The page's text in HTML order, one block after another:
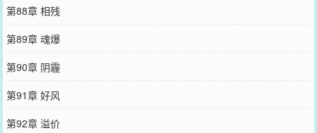
第88章 相残
第89章 魂爆
第90章 阴霾
第91章 好风
第92章 溢价